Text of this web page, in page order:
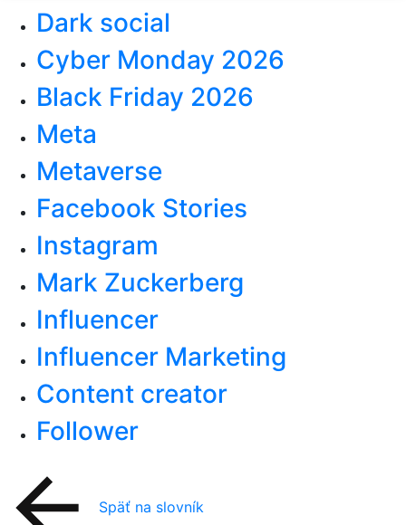
Dark social
Cyber Monday 2026
Black Friday 2026
Meta
Metaverse
Facebook Stories
Instagram
Mark Zuckerberg
Influencer
Influencer Marketing
Content creator
Follower
Späť na slovník